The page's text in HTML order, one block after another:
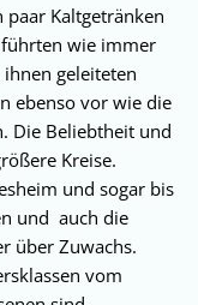
paar Kaltgetränken
wie immer
ihnen geleiteten
ebenso vor wie die
Die Beliebtheit und
Kreise.
und sogar bis
und auch die
über Zuwachs.
vom